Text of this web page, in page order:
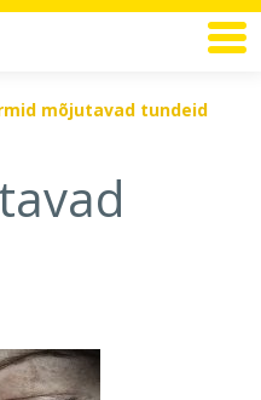
mõjutavad tundeid